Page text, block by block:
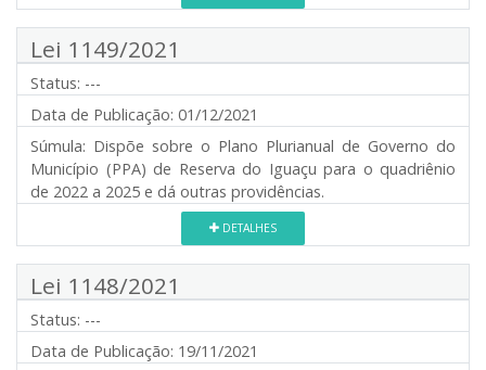
Lei 1149/2021
Status: ---
Data de Publicação: 01/12/2021
Súmula: Dispõe sobre o Plano Plurianual de Governo do
Município (PPA) de Reserva do Iguaçu para o quadriênio
de 2022 a 2025 e dá outras providências.
DETALHES
Lei 1148/2021
Status: ---
Data de Publicação: 19/11/2021